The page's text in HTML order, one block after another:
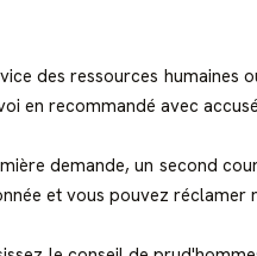
des ressources
en recommandé avec
demande, un second
et vous pouvez